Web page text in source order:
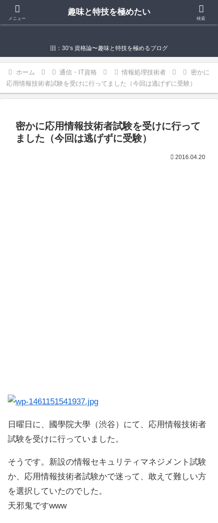
趣味と特技を極めたい
旧：30‘s 資格論〜趣味と特技を極めるブログ
ホーム 通信・IT資格 情報処理技術者
密かに
応用情報技術者試験を受けに行ってました（今回は逃げずに受験）
密かに応用情報技術者試験を受けに行って
ました（今回は逃げずに受験）
2016.04.20
日曜日に、國學院大學（渋谷）にて、応用情報技術者
試験を受けに行っていました。
そうです。新設の情報セキュリティマネジメント試験
か、応用情報技術者試験かで迷って、敢えて難しい方
を選択していたのでした。
天邪鬼ですwww
メニュー
趣味と特技を極めたい
検索